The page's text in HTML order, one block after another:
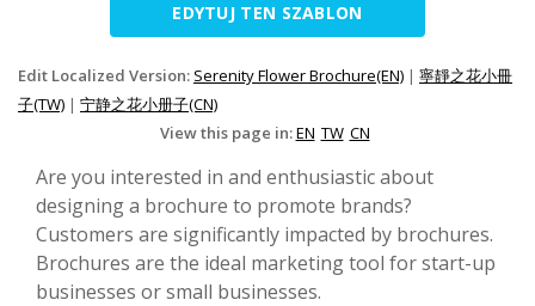
EDYTUJ TEN SZABLON
Edit Localized Version: Serenity Flower Brochure(EN) | 寧靜之花小冊
子(TW) | 宁静之花小册子(CN)
View this page in:EN TW CN
Are you interested in and enthusiastic about
designing a brochure to promote brands?
Customers are significantly impacted by brochures.
Brochures are the ideal marketing tool for start-up
businesses or small businesses.